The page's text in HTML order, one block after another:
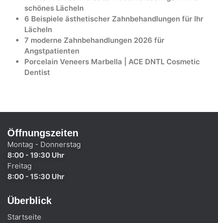
schönes Lächeln
6 Beispiele ästhetischer Zahnbehandlungen für Ihr
Lächeln
7 moderne Zahnbehandlungen 2026 für
Angstpatienten
Porcelain Veneers Marbella | ACE DNTL Cosmetic
Dentist
Öffnungszeiten
Montag - Donnerstag
8:00 - 19:30 Uhr
Freitag
8:00 - 15:30 Uhr
Überblick
Startseite